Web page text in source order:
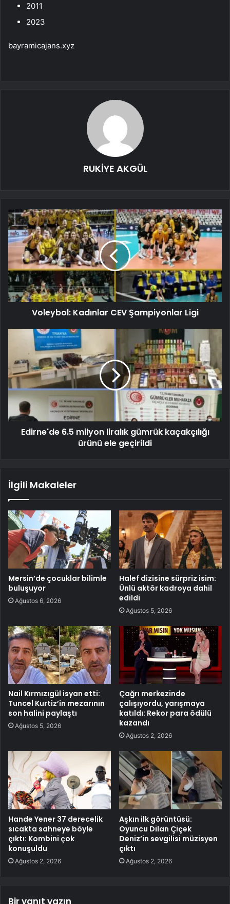
2011
2023
bayramicajans.xyz
RUKİYE AKGÜL
Voleybol: Kadınlar CEV Şampiyonlar Ligi
Edirne'de 6.5 milyon liralık gümrük kaçakçılığı
ürünü ele geçirildi
İlgili Makaleler
Mersin’de çocuklar bilimle
buluşuyor
Ağustos 6, 2026
Halef dizisine sürpriz isim:
Ünlü aktör kadroya dahil
edildi
Ağustos 5, 2026
Nail Kırmızıgül isyan etti:
Tuncel Kurtiz’in mezarının
son halini paylaştı
Ağustos 5, 2026
Çağrı merkezinde
çalışıyordu, yarışmaya
katıldı: Rekor para ödülü
kazandı
Ağustos 2, 2026
Hande Yener 37 derecelik
sıcakta sahneye böyle
çıktı: Kombini çok
konuşuldu
Ağustos 2, 2026
Aşkın ilk görüntüsü:
Oyuncu Dilan Çiçek
Deniz’in sevgilisi müzisyen
çıktı
Ağustos 2, 2026
Bir yanıt yazın